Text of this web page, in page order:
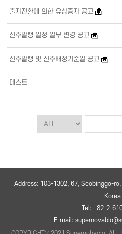
출자전환에 의한 유상증자 공고
신주발행 일정 일부 변경 공고
신주발행 및 신주배정기준일 공고
테스트
Address: 103-1302, 67, Seobinggo-
Korea
Tel: +82-2-
E-mail: